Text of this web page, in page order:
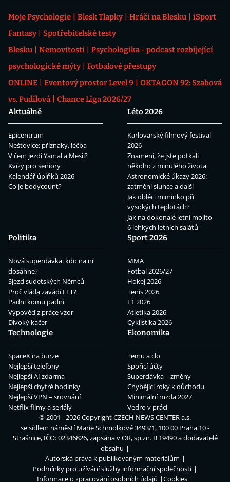
Moje Psychologie Blesk Tlapky Hráči na Blesku
iSport
Fantasy
Spotřebitelské testy
Blesku
Nemovitosti
Psychologika - podcast rozbíjející
psychologické mýty
Fotbalové přestupy
ONLINE
Eventový prostor Level 9
OKTAGON 92: Szabová
vs. Pudilová
Chance Liga 2026/27
Aktuálně
Epicentrum
Neštovice: příznaky, léčba
V čem jezdí Yamal a Mesii?
Kvízy pro seniory
Kalendář úplňků 2026
Co je bodycount?
Léto 2026
Karlovarský filmový festival
2026
Znamení, že jste potkali
někoho z minulého života
Astronomické úkazy 2026:
zatmění slunce a další
Jak obléci miminko při
vysokých teplotách?
Jak na dokonalé letní mojito
6 lehkých letních salátů
Politika
Nová superdávka: kdo na ní
dosáhne?
Sjezd sudetských Němců
Proč vláda zavádí EET?
Padni komu padni
Výpověď z práce vzor
Divoký kačer
Sport 2026
MMA
Fotbal 2026/27
Hokej 2026
Tenis 2026
F1 2026
Atletika 2026
Cyklistika 2026
Technologie
SpaceX na burze
Nejlepší telefony
Nejlepší AI zdarma
Nejlepší chytré hodinky
Nejlepší VPN – srovnání
Netflix filmy a seriály
Ekonomika
Temu a clo
Spořicí účty
Superdávka – změny
Chybějící roky k důchodu
Minimální mzda 2027
Vedro v práci
© 2001 - 2026 CopyrightCZECH NEWS CENTER a.s.
se sídlem náměstí Marie Schmolkové 3493/1, 100 00 Praha 10 -
Strašnice, IČO: 02346826, zapsána v OR, sp.zn. B 19490 a dodavatelé
obsahu
Autorská práva k publikovaným materiálům
Podmínky pro užívání služby informační společnosti
Informace o zpracování osobních údajů
Cookies